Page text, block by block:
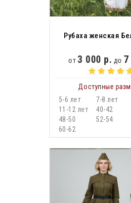
Рубаха женская
от 3 000 р. до
Доступные
5-6 лет
7-8 лет
11-12 лет
40-42
48-50
52-54
60-62